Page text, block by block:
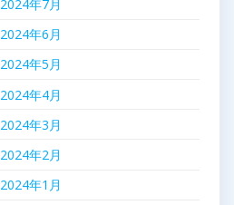
2024年7月
2024年6月
2024年5月
2024年4月
2024年3月
2024年2月
2024年1月